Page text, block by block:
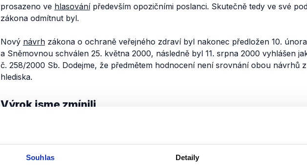
Souhlas Detaily
prosazeno ve hlasovánípředevším opozičními poslanci. Skutečně tedy ve své
zákona odmítnut byl.
Nový návrhzákona o ochraně veřejného zdraví byl nakonec předložen 10.
a Sněmovnou schválen 25. května 2000, následně byl 11. srpna 2000 vyhlášen
č. 258/2000 Sb. Dodejme, že předmětem hodnocení není srovnání obou návrhů
hlediska.
Výrok jsme zmínili
zdravotnictví
30. dubna 2021